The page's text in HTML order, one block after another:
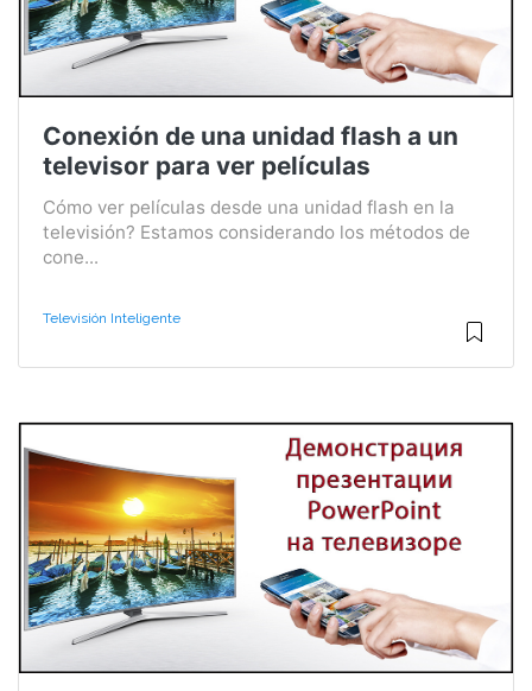
Conexión de una unidad flash a un
televisor para ver películas
Cómo ver películas desde una unidad flash en la
televisión? Estamos considerando los métodos de
cone...
Televisión Inteligente